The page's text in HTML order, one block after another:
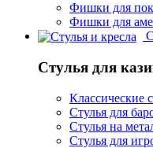
Фишки для
Фишки для
Стулья для
Классические
Стулья для
Стулья на
Стулья для